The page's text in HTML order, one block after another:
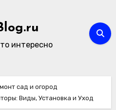
интересно
сад и огород
Виды, Установка и Уход